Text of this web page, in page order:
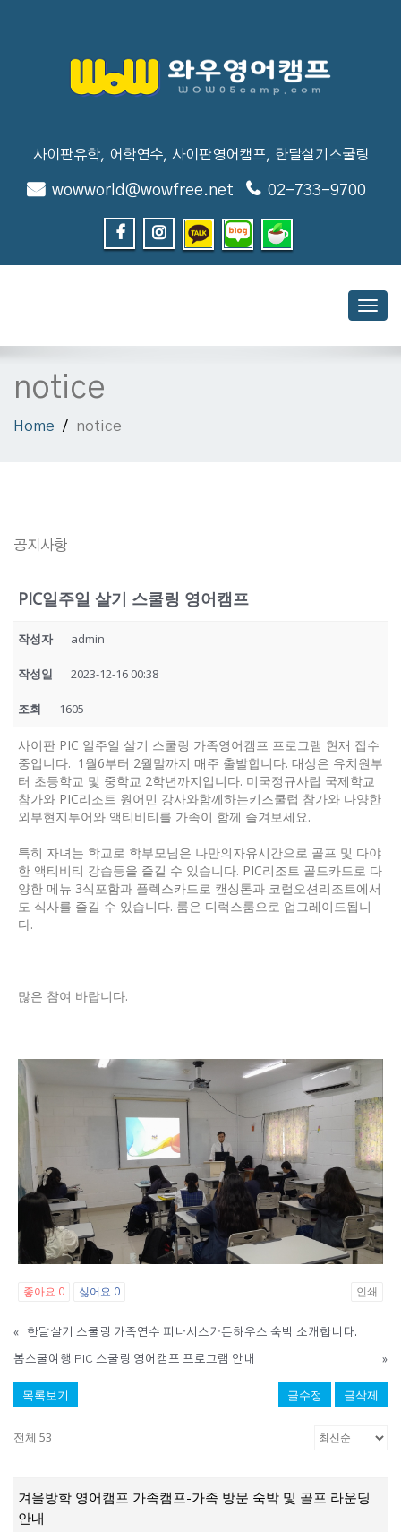
사이판유학, 어학연수, 사이판영어캠프, 한달살기스쿨링
wowworld@wowfree.net 02-733-9700
notice
Home notice
공지사항
PIC일주일 살기 스쿨링 영어캠프
작성자 admin
작성일 2023-12-16 00:38
조회 1605
사이판 PIC 일주일 살기 스쿨링 가족영어캠프 프로그램 현재 접수
중입니다. 1월6부터 2월말까지 매주 출발합니다. 대상은 유치원부
터 초등학교 및 중학교 2학년까지입니다. 미국정규사립 국제학교
참가와 PIC리조트 원어민 강사와함께하는키즈쿨럽 참가와 다양한
외부현지투어와 액티비티를 가족이 함께 즐겨보세요.
특히 자녀는 학교로 학부모님은 나만의자유시간으로 골프 및 다야
한 액티비티 강습등을 즐길 수 있습니다. PIC리조트 골드카드로 다
양한 메뉴 3식포함과 플렉스카드로 캔싱톤과 코럴오션리조트에서
도 식사를 즐길 수 있습니다. 룸은 디럭스룸으로 업그레이드됩니
다.
많은 참여 바랍니다.
좋아요 0 싫어요 0 인쇄
« 한달살기 스쿨링 가족연수 피나시스가든하우스 숙박 소개합니다.
봄스쿨여행 PIC 스쿨링 영어캠프 프로그램 안내 »
목록보기 글수정 글삭제
전체 53
겨울방학 영어캠프 가족캠프-가족 방문 숙박 및 골프 라운딩
안내